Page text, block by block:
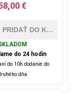
€
do 24 hodín
do 10h dodanie do
dňa